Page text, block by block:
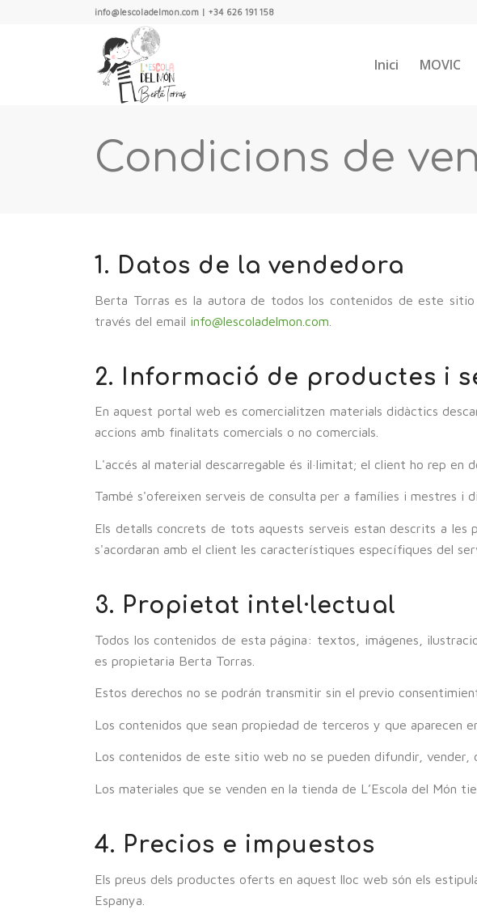
info@lescoladelmon.com | +34 626 191 158
Inici MOVIC
Condicions de
1. Datos de la vendedora
Berta Torras es la autora de todos los contenidos de este
través del email info@lescoladelmon.com
2. Informació de productes i
En aquest portal web es comercialitzen materials didàctics
accions amb finalitats comercials o no comercials.
L'accés al material descarregable és il·limitat; el client ho rep en
També s'ofereixen serveis de consulta per a famílies i mestres i
Els detalls concrets de tots aquests serveis estan descrits a les
s'acordaran amb el client les característiques específiques del
3. Propietat intel·lectual
Todos los contenidos de esta página: textos, imágenes,
es propietaria Berta Torras.
Estos derechos no se podrán transmitir sin el previo
Los contenidos que sean propiedad de terceros y que
Los contenidos de este sitio web no se pueden difundir, vender,
Los materiales que se venden en la tienda de L’Escola del Món
4. Precios e impuestos
Els preus dels productes oferts en aquest lloc web són els
Espanya.